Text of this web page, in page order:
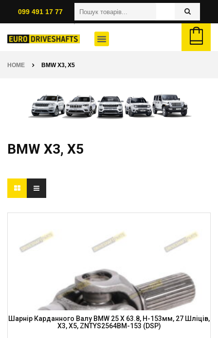
099 491 17 77
HOME BMW X3, X5
BMW X3, X5
Шарнір Карданного Валу BMW 25 X 63.8, H-153мм, 27 Шліців,
X3, X5, ZNTYS2564BM-153 (DSP)